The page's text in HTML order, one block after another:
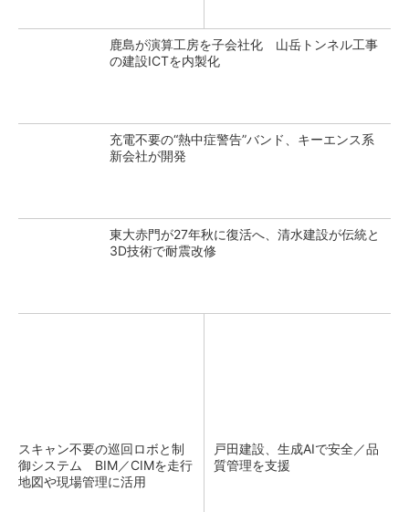
鹿島が演算工房を子会社化 山岳トンネル工事
の建設ICTを内製化
充電不要の“熱中症警告”バンド、キーエンス系
新会社が開発
東大赤門が27年秋に復活へ、清水建設が伝統と
3D技術で耐震改修
スキャン不要の巡回ロボと制
御システム BIM／CIMを走行
地図や現場管理に活用
戸田建設、生成AIで安全／品
質管理を支援